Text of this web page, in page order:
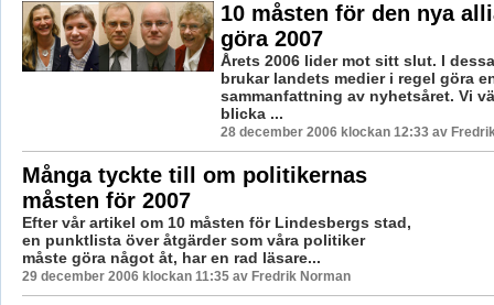
10 måsten för den nya
göra 2007
Årets 2006 lider mot sitt slut. I
brukar landets medier i regel göra
sammanfattning av nyhetsåret. Vi
blicka ...
28 december 2006 klockan 12:33 av
Många tyckte till om politikernas
måsten för 2007
Efter vår artikel om 10 måsten för Lindesbergs stad,
en punktlista över åtgärder som våra politiker
måste göra något åt, har en rad läsare...
29 december 2006 klockan 11:35 av Fredrik Norman